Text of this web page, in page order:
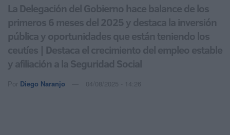
La Delegación del Gobierno hace balance de los
primeros 6 meses del 2025 y destaca la inversión
pública y oportunidades que están teniendo los
ceutíes | Destaca el crecimiento del empleo estable
y afiliación a la Seguridad Social
Por Diego Naranjo 04/08/2025 - 14:26